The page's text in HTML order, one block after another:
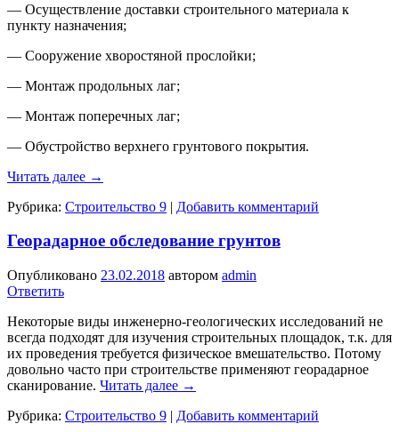
— Осуществление доставки строительного материала к
пункту назначения;
— Сооружение хворостяной прослойки;
— Монтаж продольных лаг;
— Монтаж поперечных лаг;
— Обустройство верхнего грунтового покрытия.
Читать далее →
Рубрика: Строительство 9 | Добавить комментарий
Георадарное обследование грунтов
Опубликовано 23.02.2018 автором admin
Ответить
Некоторые виды инженерно-геологических исследований не
всегда подходят для изучения строительных площадок, т.к. для
их проведения требуется физическое вмешательство. Потому
довольно часто при строительстве применяют георадарное
сканирование. Читать далее →
Рубрика: Строительство 9 | Добавить комментарий